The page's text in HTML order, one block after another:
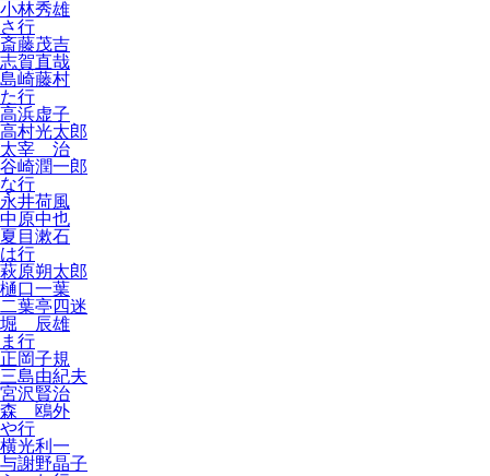
小林秀雄
さ行
斎藤茂吉
志賀直哉
島崎藤村
た行
高浜虚子
高村光太郎
太宰 治
谷崎潤一郎
な行
永井荷風
中原中也
夏目漱石
は行
萩原朔太郎
樋口一葉
二葉亭四迷
堀 辰雄
ま行
正岡子規
三島由紀夫
宮沢賢治
森 鴎外
や行
横光利一
与謝野晶子